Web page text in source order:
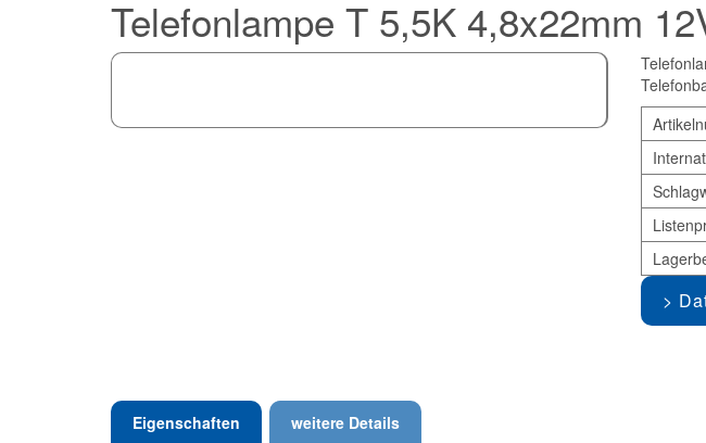
Telefonlampe T 5,5K 4,8x22mm
Eigenschaften weitere Details